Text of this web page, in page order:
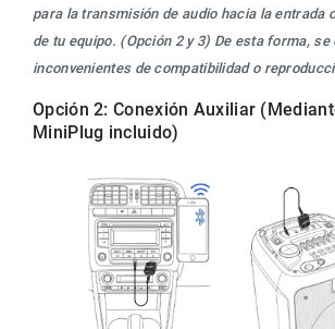
para la transmisión de audio hacia la entrada
de tu equipo. (Opción 2 y 3) De esta forma,
inconvenientes de compatibilidad o
Opción 2: Conexión Auxiliar
MiniPlug incluido)